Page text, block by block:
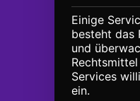
Einige
besteht das
und
Services
ein.